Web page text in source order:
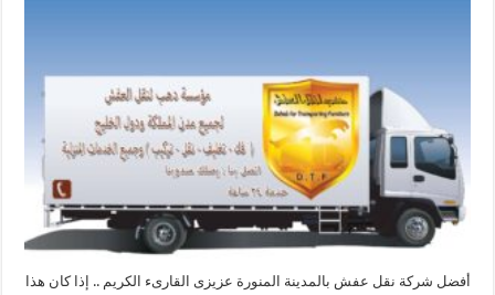
أفضل شركة نقل عفش بالمدينة المنورة عزيزى القارىء الكريم .. إذا كان هذا